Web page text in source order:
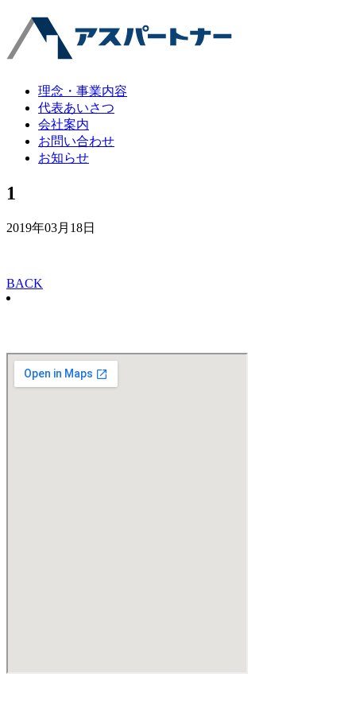
理念・事業内容
代表あいさつ
会社案内
お問い合わせ
お知らせ
1
2019年03月18日
BACK